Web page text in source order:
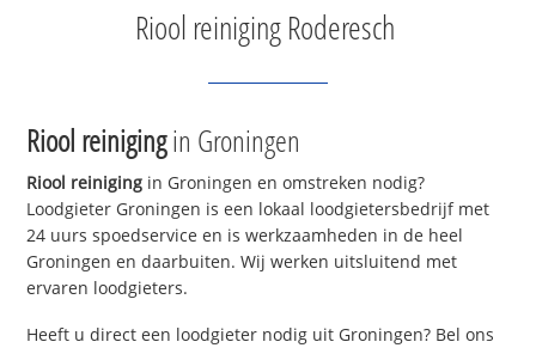
Riool reiniging Roderesch
Riool reinigingin Groningen
Riool reiniging in Groningen en omstreken nodig?
Loodgieter Groningen is een lokaal loodgietersbedrijf met
24 uurs spoedservice en is werkzaamheden in de heel
Groningen en daarbuiten. Wij werken uitsluitend met
ervaren loodgieters.
Heeft u direct een loodgieter nodig uit Groningen? Bel ons